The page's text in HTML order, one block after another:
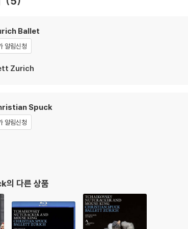
리 많은 비중을 차지한다. 카메라도 이 노장의 지휘 모습을 중
가로서의 경력을 시작했다. 1995년에 슈투트가르트 발레단에
을 생산하고 있는 그는 ‘오르페오와 에우리디체’‘팔스타프’‘파
이블에서 발매하는 취리히오페라하우스 프로덕션 영상물들
.
참고 사항 안내드립니다.
레이 재생 관련 안내
용량의 데이터 전송이 필요하므로 4K전용 플레이어를 사용하
Ballet
알림신청
Zurich
Spuck
알림신청
의 다른 상품